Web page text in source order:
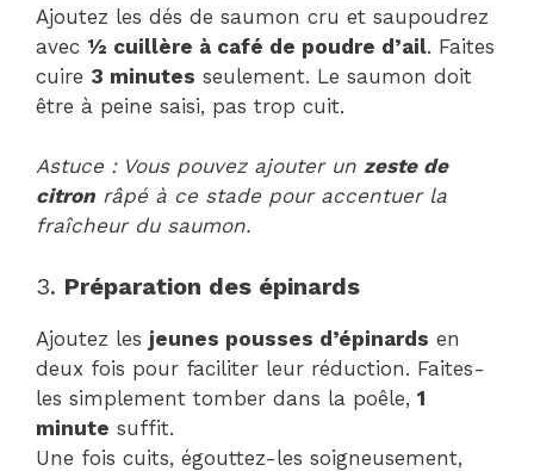
Ajoutez les dés de saumon cru et saupoudrez
avec ½ cuillère à café de poudre d’ail. Faites
cuire 3 minutes seulement. Le saumon doit
être à peine saisi, pas trop cuit.
Astuce : Vous pouvez ajouter un zeste de
citron râpé à ce stade pour accentuer la
fraîcheur du saumon.
3. Préparation des épinards
Ajoutez les jeunes pousses d’épinards en
deux fois pour faciliter leur réduction. Faites-
les simplement tomber dans la poêle, 1
minute suffit.
Une fois cuits, égouttez-les soigneusement,